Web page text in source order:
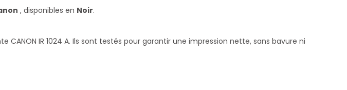
, disponibles en Noir.
CANON IR 1024 A. Ils sont testés pour garantir une impression nette, sans bavure ni